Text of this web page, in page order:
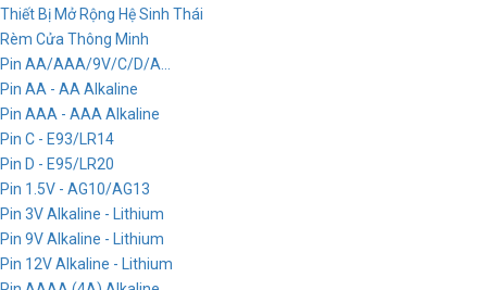
Thiết Bị Mở Rộng Hệ Sinh Thái
Rèm Cửa Thông Minh
Pin AA/AAA/9V/C/D/A...
Pin AA - AA Alkaline
Pin AAA - AAA Alkaline
Pin C - E93/LR14
Pin D - E95/LR20
Pin 1.5V - AG10/AG13
Pin 3V Alkaline - Lithium
Pin 9V Alkaline - Lithium
Pin 12V Alkaline - Lithium